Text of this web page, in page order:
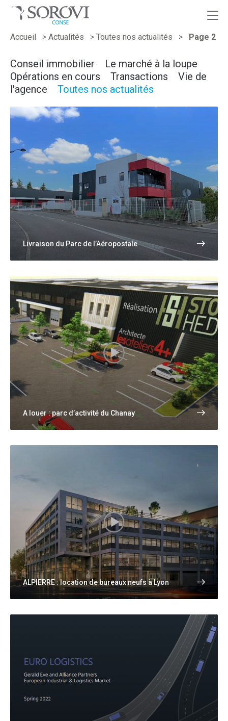
Passer
contenu
Accueil > Actualités > Toutes nos actualités > Page 2
Conseil immobilier
Le marché à la loupe
Opérations en cours
Transactions
Vie de
l'agence
Toutes nos actualités
Livraison du Parc de l’Aéropostale
A louer : parc d’activité du Chanay
ALPIERRE : location de bureaux neufs à Lyon